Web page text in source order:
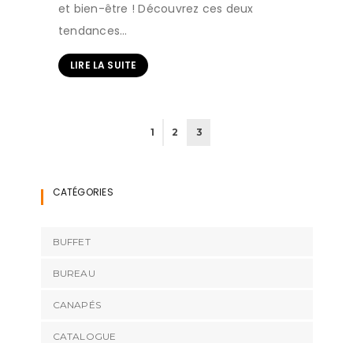
et bien-être ! Découvrez ces deux
tendances…
LIRE LA SUITE
1 2 3
CATÉGORIES
BUFFET
BUREAU
CANAPÉS
CATALOGUE